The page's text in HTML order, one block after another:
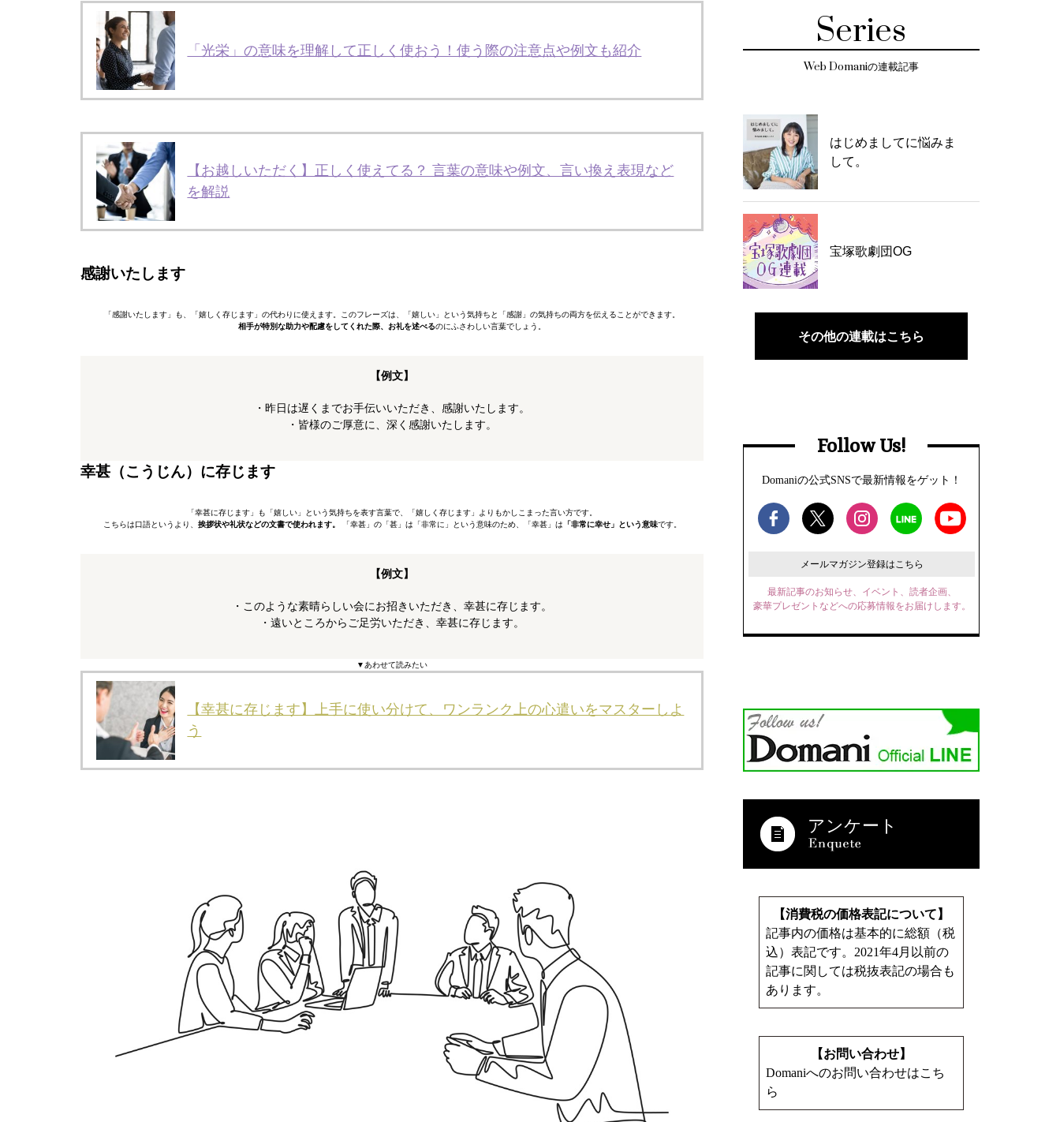
「光栄」の意味を理解して正しく使おう！使う際の注意点や例文も紹介
【お越しいただく】正しく使えてる？ 言葉の意味や例文、言い換え表現など
を解説
感謝いたします
「感謝いたします」も、「嬉しく存じます」の代わりに使えます。このフレーズは、「嬉しい」という気持ちと「感謝」の気持ちの両方を伝えることができます。
相手が特別な助力や配慮をしてくれた際、お礼を述べるのにふさわしい言葉でしょう。
【例文】
・昨日は遅くまでお手伝いいただき、感謝いたします。
・皆様のご厚意に、深く感謝いたします。
幸甚（こうじん）に存じます
「幸甚に存じます」も「嬉しい」という気持ちを表す言葉で、「嬉しく存じます」よりもかしこまった言い方です。
こちらは口語というより、 挨拶状や礼状などの文書で使われます。 「幸甚」の「甚」は「非常に」という意味のため、「幸甚」は 「非常に幸せ」という意味です。
【例文】
・このような素晴らしい会にお招きいただき、幸甚に存じます。
・遠いところからご足労いただき、幸甚に存じます。
▼あわせて読みたい
【幸甚に存じます】上手に使い分けて、ワンランク上の心遣いをマスターしよ
う
Series
Web Domaniの連載記事
はじめましてに悩みま
して。
宝塚歌劇団OG
その他の連載はこちら
Follow Us!
Domaniの公式SNSで最新情報をゲット！
メールマガジン登録はこちら
最新記事のお知らせ、イベント、読者企画、
豪華プレゼントなどへの応募情報をお届けします。
アンケート
【消費税の価格表記について】
記事内の価格は基本的に総額（税
込）表記です。2021年4月以前の
記事に関しては税抜表記の場合も
あります。
【お問い合わせ】
Domaniへのお問い合わせはこち
ら